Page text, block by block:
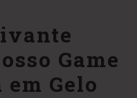
Game
Gelo